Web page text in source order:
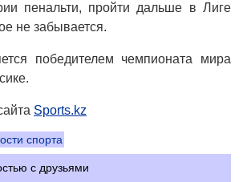
пенальти, пройти дальше в Лиге
не забывается.
победителем чемпионата мира
Sports.kz
спорта
с друзьями